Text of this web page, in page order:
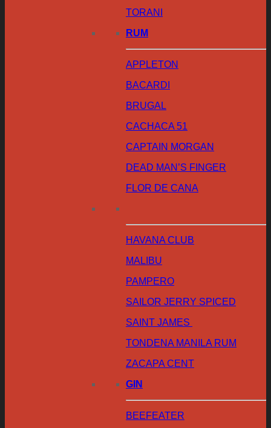
TORANI
RUM
APPLETON
BACARDI
BRUGAL
CACHACA 51
CAPTAIN MORGAN
DEAD MAN’S FINGER
FLOR DE CANA
HAVANA CLUB
MALIBU
PAMPERO
SAILOR JERRY SPICED
SAINT JAMES
TONDENA MANILA RUM
ZACAPA CENT
GIN
BEEFEATER